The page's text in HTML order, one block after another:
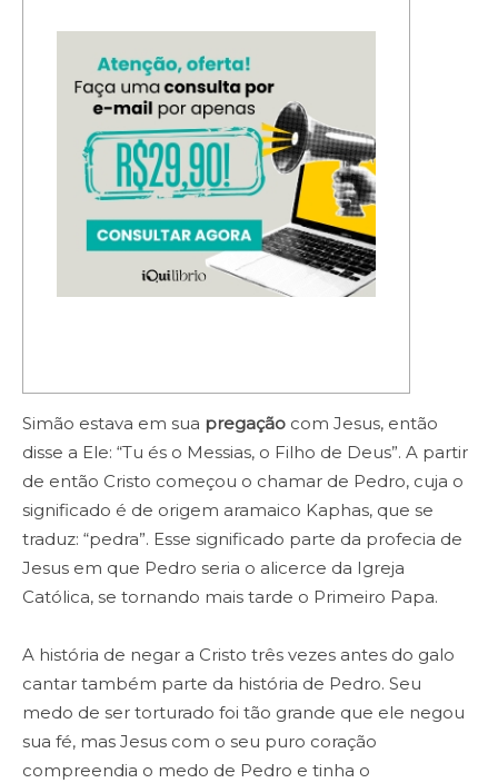
Simão estava em sua pregação com Jesus, então
disse a Ele: “Tu és o Messias, o Filho de Deus”. A partir
de então Cristo começou o chamar de Pedro, cuja o
significado é de origem aramaico Kaphas, que se
traduz: “pedra”. Esse significado parte da profecia de
Jesus em que Pedro seria o alicerce da Igreja
Católica, se tornando mais tarde o Primeiro Papa.
A história de negar a Cristo três vezes antes do galo
cantar também parte da história de Pedro. Seu
medo de ser torturado foi tão grande que ele negou
sua fé, mas Jesus com o seu puro coração
compreendia o medo de Pedro e tinha o